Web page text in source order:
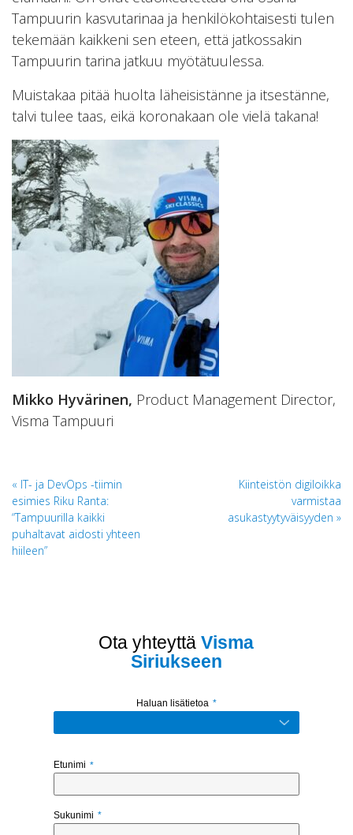
Tampuurin kasvutarinaa ja henkilökohtaisesti tulen
tekemään kaikkeni sen eteen, että jatkossakin
Tampuurin tarina jatkuu myötätuulessa.
Muistakaa pitää huolta läheisistänne ja itsestänne,
talvi tulee taas, eikä koronakaan ole vielä takana!
Mikko Hyvärinen, Product Management Director,
Visma Tampuuri
Artikkelien
selaus
IT- ja DevOps -tiimin
esimies Riku Ranta:
“Tampuurilla kaikki
puhaltavat aidosti yhteen
hiileen”
Kiinteistön digiloikka
varmistaa
asukastyytyväisyyden